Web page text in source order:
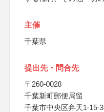
主催
千葉県
提出先・問合先
〒260-0028
千葉新町郵便局留
千葉市中央区弁天1-15-3